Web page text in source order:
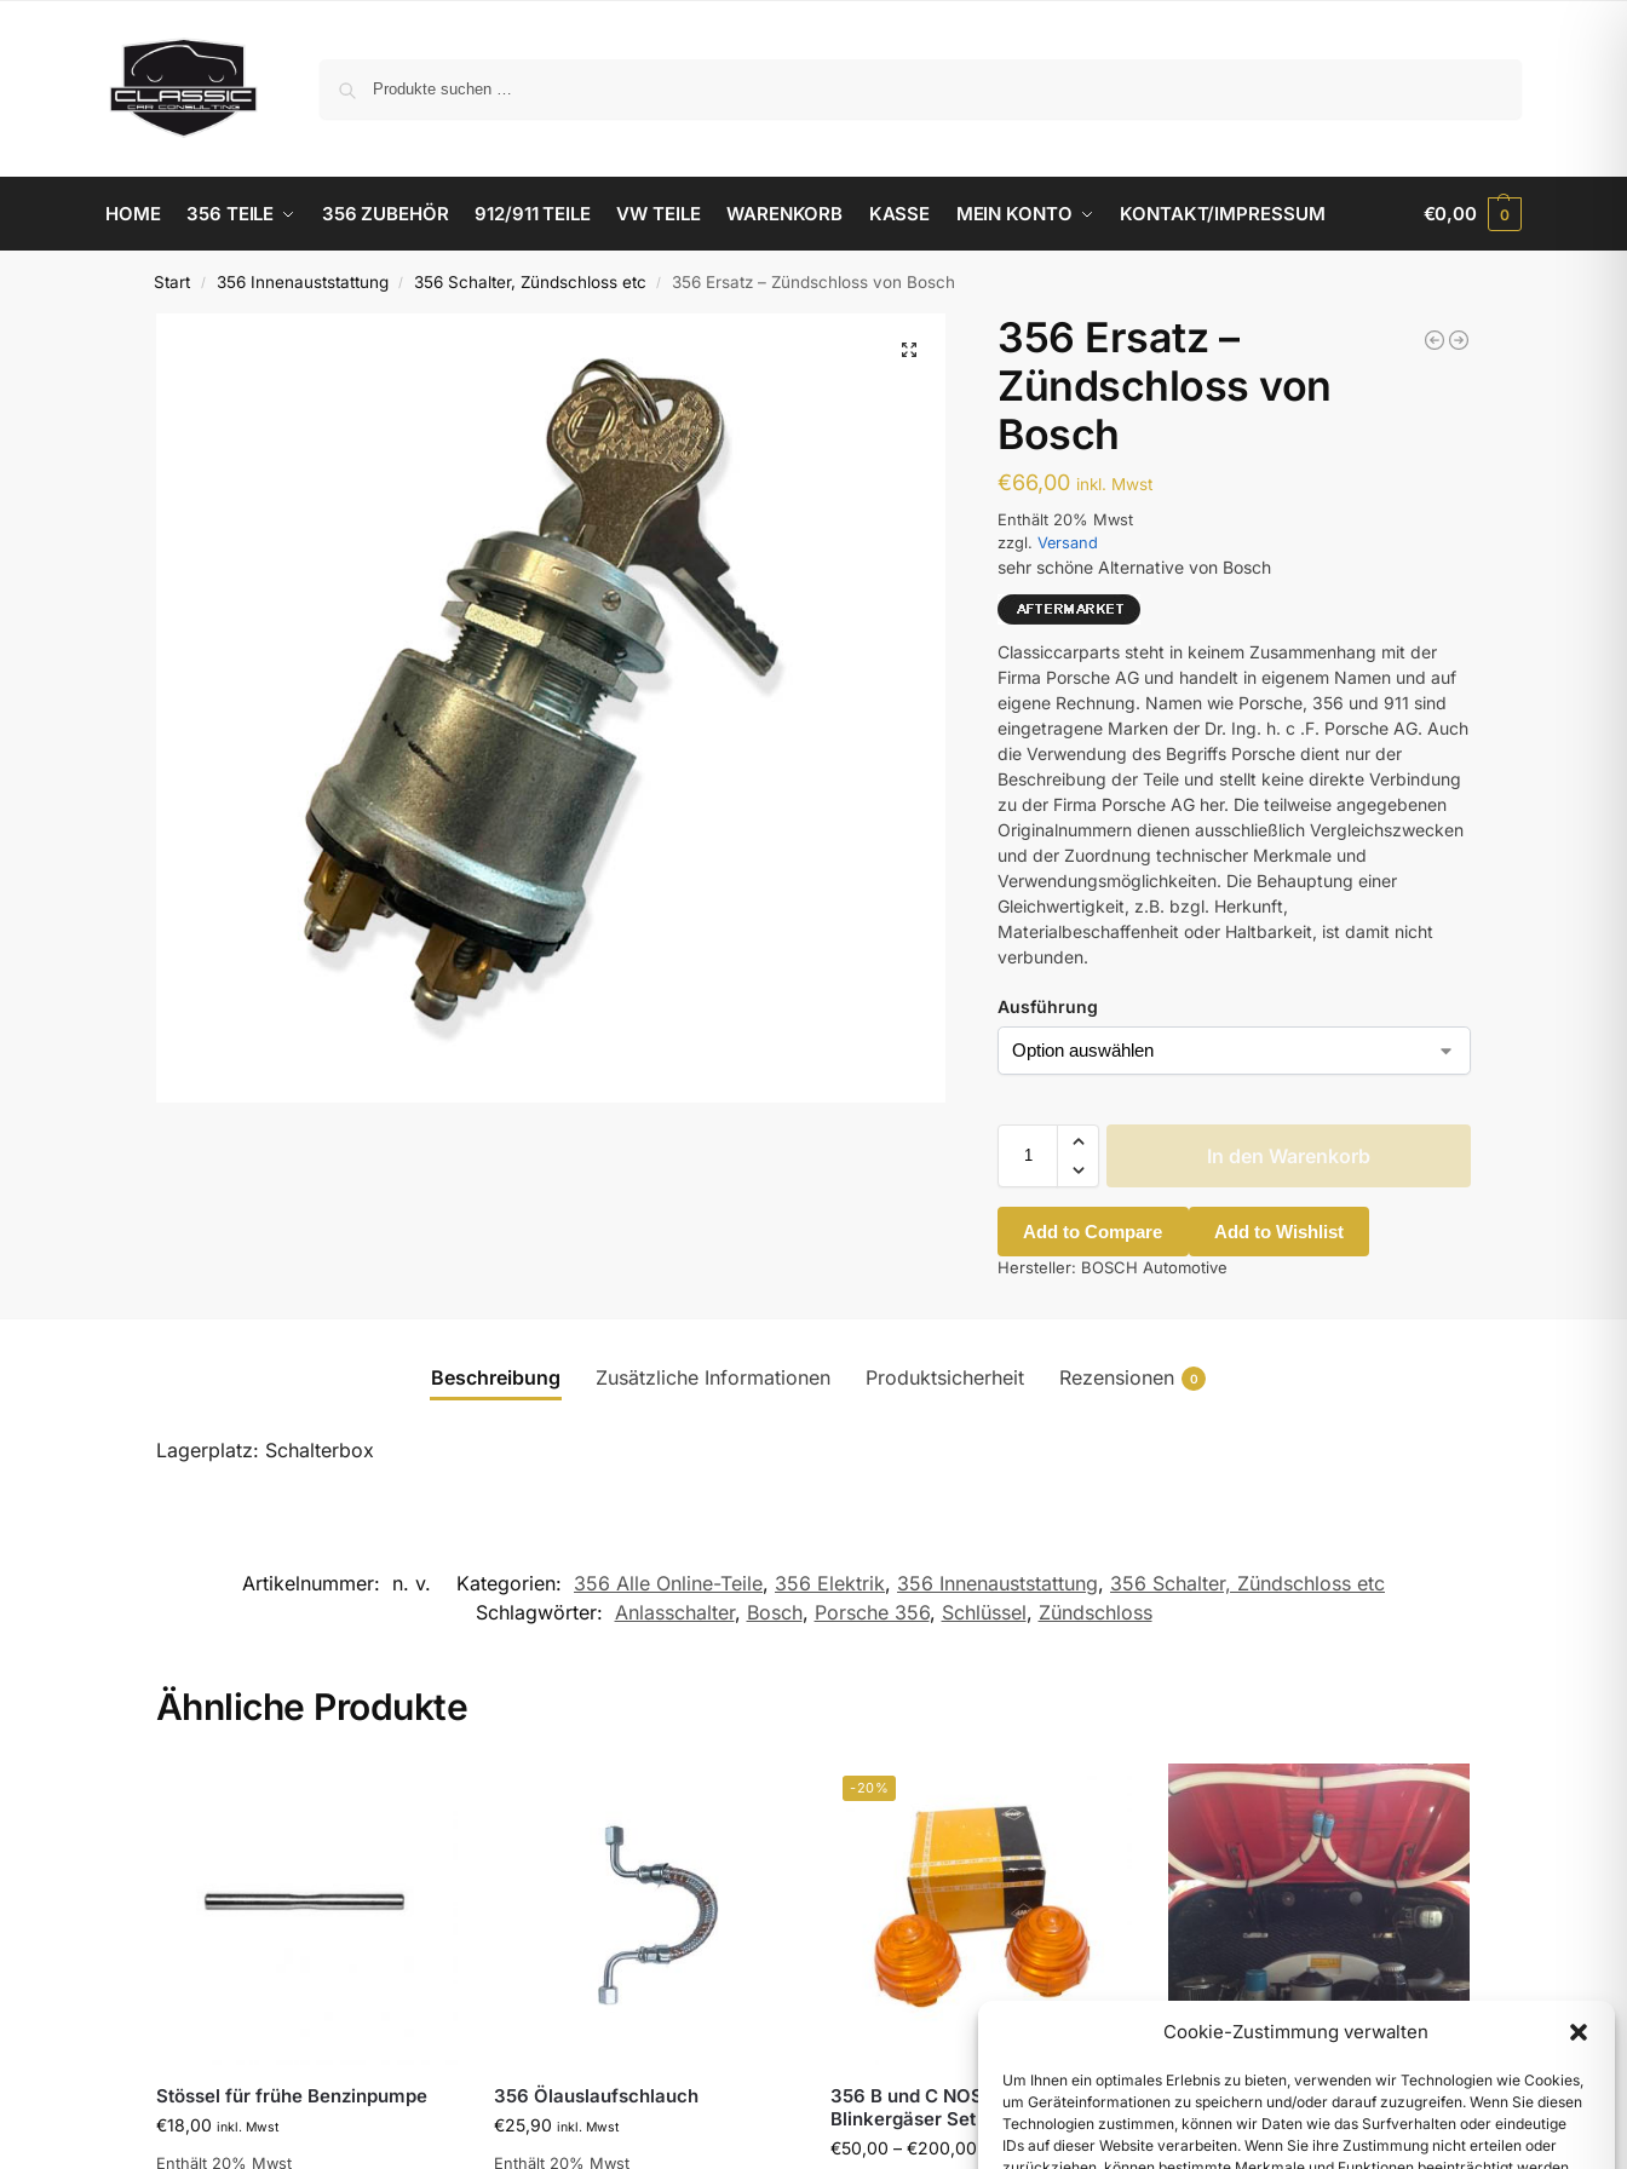
Cookie-Zustimmung verwalten
Um Ihnen ein optimales Erlebnis zu bieten, verwenden wir Technologien wie Cookies,
um Geräteinformationen zu speichern und/oder darauf zuzugreifen. Wenn Sie diesen
Technologien zustimmen, können wir Daten wie das Surfverhalten oder eindeutige
IDs auf dieser Website verarbeiten. Wenn Sie ihre Zustimmung nicht erteilen oder
HOME 356 TEILE 356 ZUBEHÖR 912/911 TEILE VW TEILE WARENKORB KASSE MEIN KONTO KONTAKT/IMPRESSUM €0,00 0
Start / 356 Innenauststattung / 356 Schalter, Zündschloss etc / 356 Ersatz – Zündschloss von Bosch
356 Ersatz –
Zündschloss von
Bosch
€66,00 inkl. Mwst
Enthält 20% Mwst
zzgl.Versand
sehr schöne Alternative von Bosch
Classiccarparts steht in keinem Zusammenhang mit der
Firma Porsche AG und handelt in eigenem Namen und auf
eigene Rechnung. Namen wie Porsche, 356 und 911 sind
eingetragene Marken der Dr. Ing. h. c .F. Porsche AG. Auch
die Verwendung des Begriffs Porsche dient nur der
Beschreibung der Teile und stellt keine direkte Verbindung
zu der Firma Porsche AG her. Die teilweise angegebenen
Originalnummern dienen ausschließlich Vergleichszwecken
und der Zuordnung technischer Merkmale und
Verwendungsmöglichkeiten. Die Behauptung einer
Gleichwertigkeit, z.B. bzgl. Herkunft,
Materialbeschaffenheit oder Haltbarkeit, ist damit nicht
verbunden.
Ausführung
In den Warenkorb
Add to Compare Add to Wishlist
Hersteller: BOSCH Automotive
Beschreibung Zusätzliche Informationen Produktsicherheit Rezensionen 0
Lagerplatz: Schalterbox
Artikelnummer: n. v. Kategorien: 356 Alle Online-Teile, 356 Elektrik, 356 Innenauststattung, 356 Schalter, Zündschloss etc
Schlagwörter: Anlasschalter, Bosch, Porsche 356, Schlüssel, Zündschloss
Ähnliche Produkte
Stössel für frühe Benzinpumpe
€18,00 inkl. Mwst
Enthält 20% Mwst
356 Ölauslaufschlauch
€25,90 inkl. Mwst
Enthält 20% Mwst
-20%
356 B und C NOS SWF
Blinkergäser Set
€50,00 –€200,00 inkl. Mwst
Out of stock
Proteng – das automatische
Brandlöschsystem für Oldtimer
und PKW